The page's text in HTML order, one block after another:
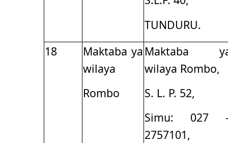
TUNDURU.
18
Maktaba ya
wilaya
Rombo
Maktaba
wilaya Rombo,
S. L. P. 52,
Simu: 027
2757101,